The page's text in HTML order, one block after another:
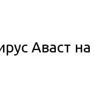
Аваст на